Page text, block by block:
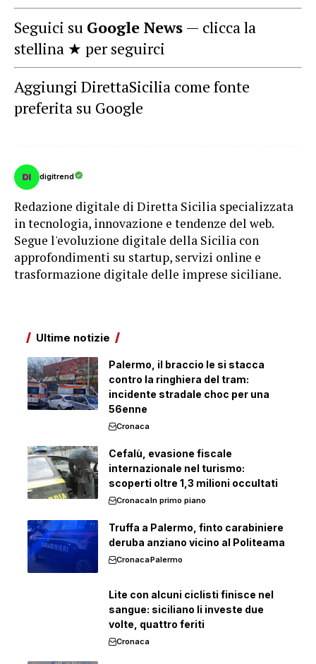
Seguici su Google News — clicca la
stellina ★ per seguirci
Aggiungi DirettaSicilia come fonte
preferita su Google
digitrend
Redazione digitale di Diretta Sicilia specializzata
in tecnologia, innovazione e tendenze del web.
Segue l'evoluzione digitale della Sicilia con
approfondimenti su startup, servizi online e
trasformazione digitale delle imprese siciliane.
Ultime notizie
Palermo, il braccio le si stacca
contro la ringhiera del tram:
incidente stradale choc per una
56enne
Cronaca
Cefalù, evasione fiscale
internazionale nel turismo:
scoperti oltre 1,3 milioni occultati
CronacaIn primo piano
Truffa a Palermo, finto carabiniere
deruba anziano vicino al Politeama
CronacaPalermo
Lite con alcuni ciclisti finisce nel
sangue: siciliano li investe due
volte, quattro feriti
Cronaca